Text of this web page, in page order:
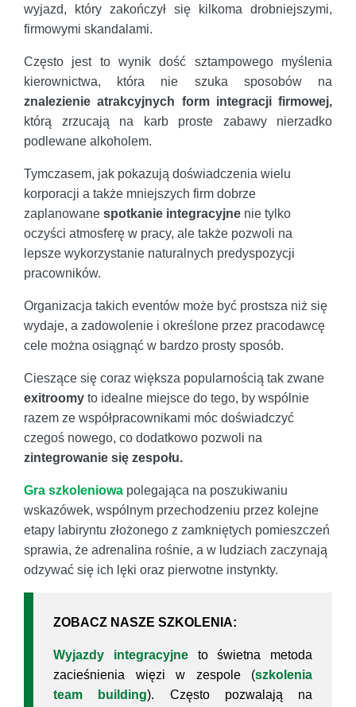
wyjazd, który zakończył się kilkoma drobniejszymi,
firmowymi skandalami.
Często jest to wynik dość sztampowego myślenia
kierownictwa, która nie szuka sposobów na
znalezienie atrakcyjnych form integracji firmowej,
którą zrzucają na karb proste zabawy nierzadko
podlewane alkoholem.
Tymczasem, jak pokazują doświadczenia wielu
korporacji a także mniejszych firm dobrze
zaplanowane spotkanie integracyjne nie tylko
oczyści atmosferę w pracy, ale także pozwoli na
lepsze wykorzystanie naturalnych predyspozycji
pracowników.
Organizacja takich eventów może być prostsza niż się
wydaje, a zadowolenie i określone przez pracodawcę
cele można osiągnąć w bardzo prosty sposób.
Cieszące się coraz większa popularnością tak zwane
exitroomy to idealne miejsce do tego, by wspólnie
razem ze współpracownikami móc doświadczyć
czegoś nowego, co dodatkowo pozwoli na
zintegrowanie się zespołu.
Gra szkoleniowa polegająca na poszukiwaniu
wskazówek, wspólnym przechodzeniu przez kolejne
etapy labiryntu złożonego z zamkniętych pomieszczeń
sprawia, że adrenalina rośnie, a w ludziach zaczynają
odzywać się ich lęki oraz pierwotne instynkty.
ZOBACZ NASZE SZKOLENIA:
Wyjazdy integracyjneto świetna metoda
zacieśnienia więzi w zespole (szkolenia
team building). Często pozwalają na